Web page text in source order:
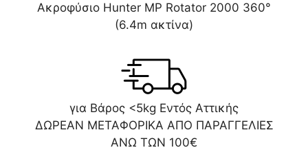
Ακροφύσιο Hunter MP Rotator 2000 360°
(6.4m ακτίνα)
για Βάρος <5kg Εντός Αττικής
ΔΩΡΕΑΝ ΜΕΤΑΦΟΡΙΚΑ ΑΠΟ ΠΑΡΑΓΓΕΛΙΕΣ
ΑΝΩ ΤΩΝ 100€